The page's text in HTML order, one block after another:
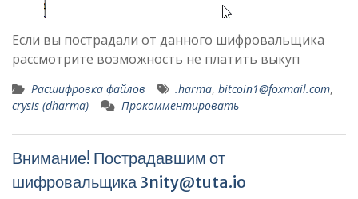
Если вы пострадали от данного шифровальщика
рассмотрите возможность не платить выкуп
Расшифровка файлов .harma, bitcoin1@foxmail.com,
crysis (dharma)
Прокомментировать
Внимание! Пострадавшим от
шифровальщика 3nity@tuta.io